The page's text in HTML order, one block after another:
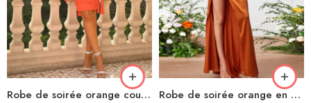
Robe de soirée orange courte sans manches moulante col carré bretelles grand nœud Robe de soirée orange en satin licou longue fendue sans manches